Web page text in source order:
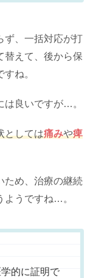
ず、一括対応が打
替えて、後から保
ね。
は良いですが…。
としては痛みや痺
ため、治療の継続
ようですね…。
的に証明で